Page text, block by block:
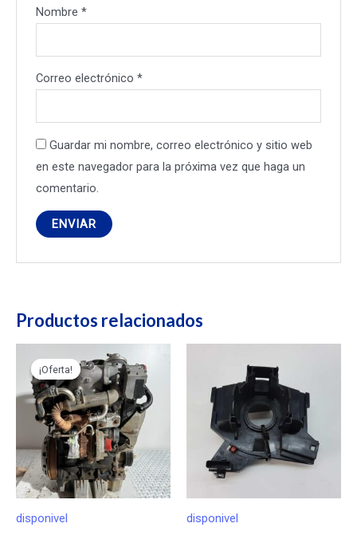
Nombre*
Correo electrónico*
Guardar mi nombre, correo electrónico y sitio web
en este navegador para la próxima vez que haga un
comentario.
Productos relacionados
¡Oferta!
disponivel
¡Oferta!
disponivel